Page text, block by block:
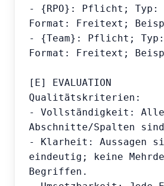
- {RPO}: Pflicht; Typ:
Format: Freitext;
- {Team}: Pflicht;
Format: Freitext;
[E] EVALUATION
Qualitätskriterien:
- Vollständigkeit: Alle
Abschnitte/Spalten
- Klarheit: Aussagen
eindeutig; keine
Begriffen.